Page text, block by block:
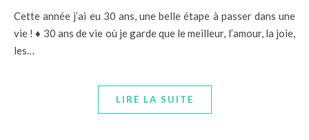
Cette année j’ai eu 30 ans, une belle étape à passer dans une
vie ! ♦ 30 ans de vie où je garde que le meilleur, l’amour, la joie,
les…
LIRE LA SUITE